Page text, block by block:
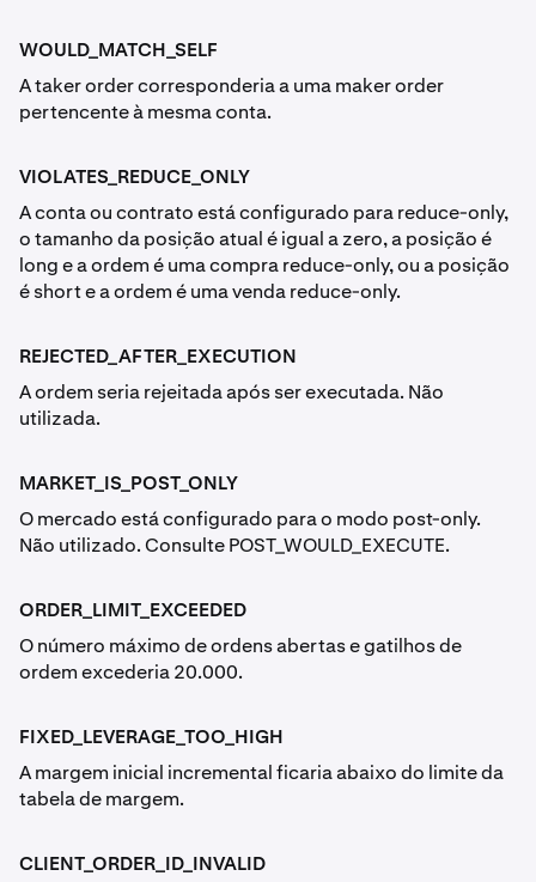
WOULD_MATCH_SELF
A taker order corresponderia a uma maker order
pertencente à mesma conta.
VIOLATES_REDUCE_ONLY
A conta ou contrato está configurado para reduce-only,
o tamanho da posição atual é igual a zero, a posição é
long e a ordem é uma compra reduce-only, ou a posição
é short e a ordem é uma venda reduce-only.
REJECTED_AFTER_EXECUTION
A ordem seria rejeitada após ser executada. Não
utilizada.
MARKET_IS_POST_ONLY
O mercado está configurado para o modo post-only.
Não utilizado. Consulte POST_WOULD_EXECUTE.
ORDER_LIMIT_EXCEEDED
O número máximo de ordens abertas e gatilhos de
ordem excederia 20.000.
FIXED_LEVERAGE_TOO_HIGH
A margem inicial incremental ficaria abaixo do limite da
tabela de margem.
CLIENT_ORDER_ID_INVALID